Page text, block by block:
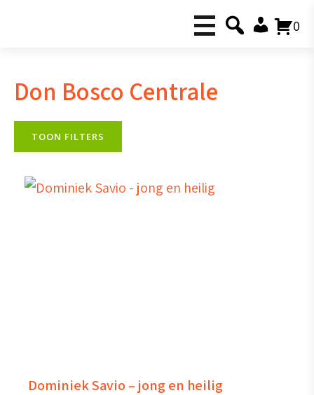
0
Don Bosco Centrale
TOON FILTERS
Dominiek Savio – jong en heilig